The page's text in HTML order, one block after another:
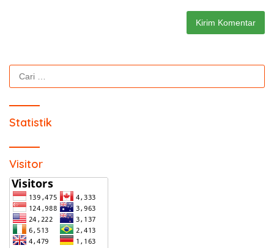
Cari
untuk:
Statistik
Visitor